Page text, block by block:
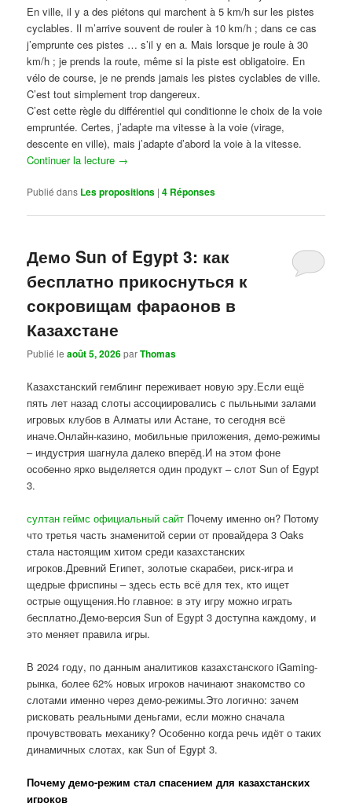
En ville, il y a des piétons qui marchent à 5 km/h sur les pistes
cyclables. Il m’arrive souvent de rouler à 10 km/h ; dans ce cas
j’emprunte ces pistes … s’il y en a. Mais lorsque je roule à 30
km/h ; je prends la route, même si la piste est obligatoire. En
vélo de course, je ne prends jamais les pistes cyclables de ville.
C’est tout simplement trop dangereux.
C’est cette règle du différentiel qui conditionne le choix de la voie
empruntée. Certes, j’adapte ma vitesse à la voie (virage,
descente en ville), mais j’adapte d’abord la voie à la vitesse.
Continuer la lecture →
Publié dans Les propositions |4 Réponses
Демо Sun of Egypt 3: как
бесплатно прикоснуться к
сокровищам фараонов в
Казахстане
Publié leaoût 5, 2026parThomas
Казахстанский гемблинг переживает новую эру.Если ещё
пять лет назад слоты ассоциировались с пыльными залами
игровых клубов в Алматы или Астане, то сегодня всё
иначе.Онлайн-казино, мобильные приложения, демо-режимы
– индустрия шагнула далеко вперёд.И на этом фоне
особенно ярко выделяется один продукт – слот Sun of Egypt
3.
султан геймс официальный сайт Почему именно он? Потому
что третья часть знаменитой серии от провайдера 3 Oaks
стала настоящим хитом среди казахстанских
игроков.Древний Египет, золотые скарабеи, риск-игра и
щедрые фриспины – здесь есть всё для тех, кто ищет
острые ощущения.Но главное: в эту игру можно играть
бесплатно.Демо-версия Sun of Egypt 3 доступна каждому, и
это меняет правила игры.
В 2024 году, по данным аналитиков казахстанского iGaming-
рынка, более 62% новых игроков начинают знакомство со
слотами именно через демо-режимы.Это логично: зачем
рисковать реальными деньгами, если можно сначала
прочувствовать механику? Особенно когда речь идёт о таких
динамичных слотах, как Sun of Egypt 3.
Почему демо-режим стал спасением для казахстанских
игроков